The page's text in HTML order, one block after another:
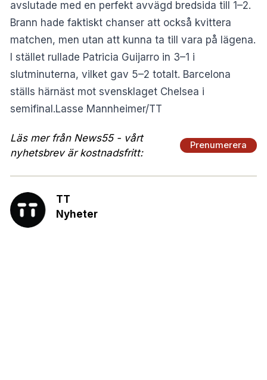
avslutade med en perfekt avvägd bredsida till 1–2.
Brann hade faktiskt chanser att också kvittera
matchen, men utan att kunna ta till vara på lägena.
I stället rullade Patricia Guijarro in 3–1 i
slutminuterna, vilket gav 5–2 totalt. Barcelona
ställs härnäst mot svensklaget Chelsea i
semifinal.Lasse Mannheimer/TT
Läs mer från News55 - vårt
nyhetsbrev är kostnadsfritt:
Prenumerera
TT
Nyheter